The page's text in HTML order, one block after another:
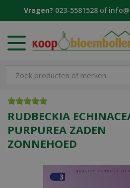
Vragen? 023-5581528 of
RUDBECKIA
PURPUREA ZADEN
ZONNEHOED